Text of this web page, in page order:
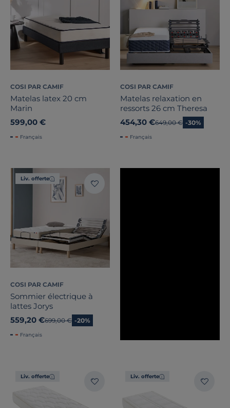
COSI PAR CAMIF
Matelas latex 20 cm
Marin
599,00 €
Français
COSI PAR CAMIF
Matelas relaxation en
ressorts 26 cm Theresa
454,30 €Ancien prix
649,00 € -30%
Français
Liv. offerte
COSI PAR CAMIF
Sommier électrique à
lattes Jorys
559,20 €Ancien prix
699,00 € -20%
Français
Liv. offerte Liv. offerte
Note des clients
Stock
Certifications et labels
Pays de fabrication
Mémoire de forme